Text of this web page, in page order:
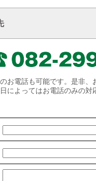
お電話も可能です。是非、
によってはお電話のみの対